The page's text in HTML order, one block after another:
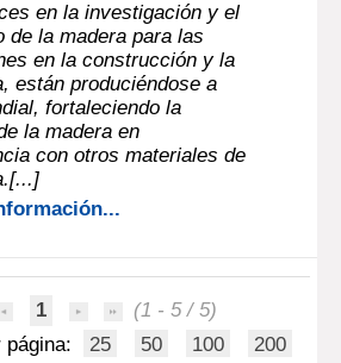
en la investigación y el
de la madera para las
en la construcción y la
están produciéndose a
fortaleciendo la
la madera en
con otros materiales de
1
(1 - 5 / 5)
página:
25 50 100 200